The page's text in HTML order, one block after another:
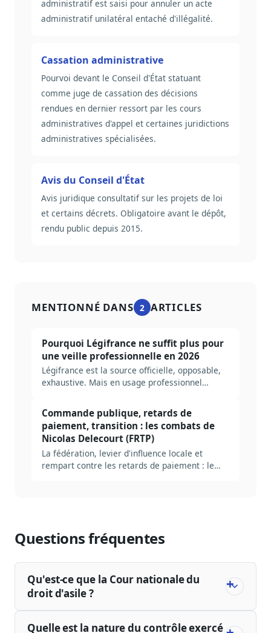
administratif est saisi pour annuler un acte
administratif unilatéral entaché d'illégalité.
Cassation administrative
Pourvoi devant le Conseil d'État statuant
comme juge de cassation des décisions
rendues en dernier ressort par les cours
administratives d'appel et certaines juridictions
administratives spécialisées.
Avis du Conseil d'État
Avis juridique consultatif sur les projets de loi
et certains décrets. Obligatoire avant le dépôt,
rendu public depuis 2015.
MENTIONNÉ DANS 2 ARTICLES
Pourquoi Légifrance ne suffit plus pour
une veille professionnelle en 2026
Légifrance est la source officielle, opposable,
exhaustive. Mais en usage professionnel
construire une couche par-dessus. Tour
d'horizon honnête, sans le pitch.
Commande publique, retards de
paiement, transition : les combats de
Nicolas Delecourt (FRTP)
La fédération, levier d'influence locale et
rempart contre les retards de paiement : le
Questions fréquentes
Qu'est-ce que la Cour nationale du
droit d'asile ?
Quelle est la nature du contrôle exercé